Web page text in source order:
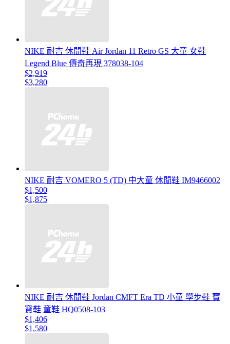
NIKE 耐吉 休閒鞋 Air Jordan 11 Retro GS 大童 女鞋
Legend Blue 傳奇再現 378038-104
$2,919
$3,280
NIKE 耐吉 VOMERO 5 (TD) 中大童 休閒鞋 IM9466002
$1,500
$1,875
NIKE 耐吉 休閒鞋 Jordan CMFT Era TD 小童 學步鞋 寶
寶鞋 童鞋 HQ0508-103
$1,406
$1,580